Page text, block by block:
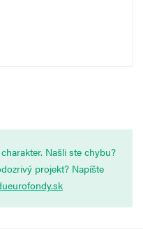
Našli ste chybu?
projekt? Napíšte